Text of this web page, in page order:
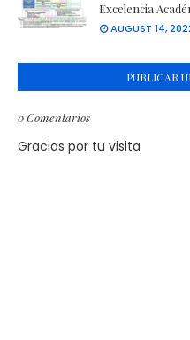
Excelencia
AUGUST 14,
PUBLICAR
0 Comentarios
Gracias por tu visita